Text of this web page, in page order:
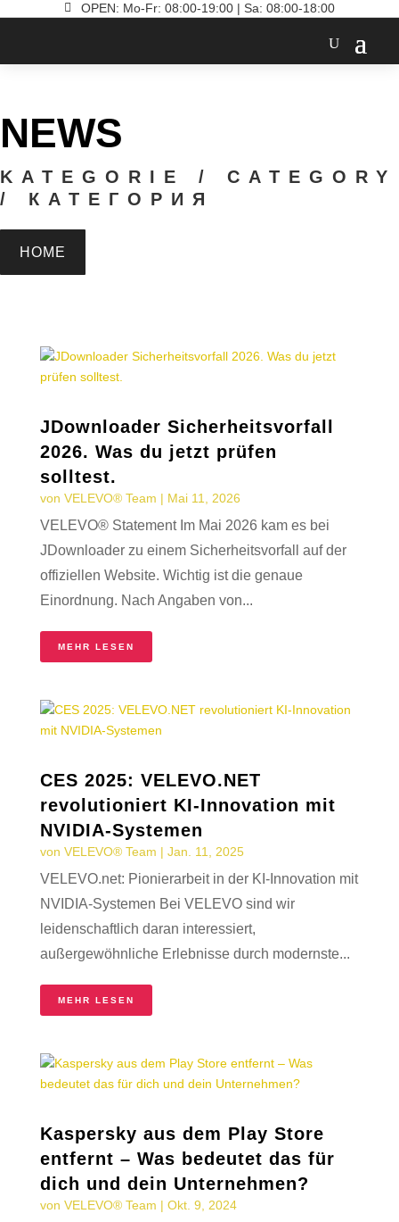
 OPEN: Mo-Fr: 08:00-19:00 | Sa: 08:00-18:00
NEWS
KATEGORIE / CATEGORY
/ КАТЕГОРИЯ
HOME
JDownloader Sicherheitsvorfall
2026. Was du jetzt prüfen
solltest.
von VELEVO® Team | Mai 11, 2026
VELEVO® Statement Im Mai 2026 kam es bei
JDownloader zu einem Sicherheitsvorfall auf der
offiziellen Website. Wichtig ist die genaue
Einordnung. Nach Angaben von...
MEHR LESEN
CES 2025: VELEVO.NET
revolutioniert KI-Innovation mit
NVIDIA-Systemen
von VELEVO® Team | Jan. 11, 2025
VELEVO.net: Pionierarbeit in der KI-Innovation mit
NVIDIA-Systemen Bei VELEVO sind wir
leidenschaftlich daran interessiert,
außergewöhnliche Erlebnisse durch modernste...
MEHR LESEN
Kaspersky aus dem Play Store
entfernt – Was bedeutet das für
dich und dein Unternehmen?
von VELEVO® Team | Okt. 9, 2024